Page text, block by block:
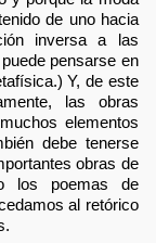
de uno hacia
inversa a las
pensarse en
Y, de este
las obras
elementos
debe tenerse
obras de
los poemas de
al retórico